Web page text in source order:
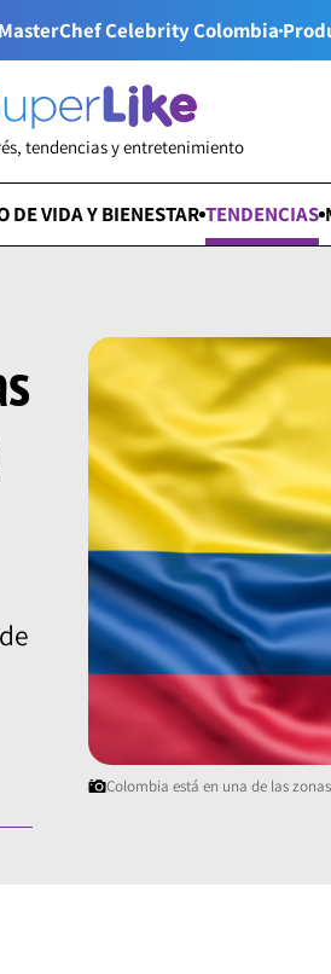
Celebrity Colombia
tendencias y entretenimiento
DE VIDA Y BIENESTAR TENDENCIAS
Colombia está en una de las